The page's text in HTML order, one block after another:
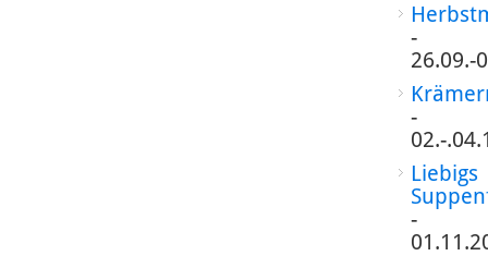
-
26.09.-
-
02.-
Liebigs
-